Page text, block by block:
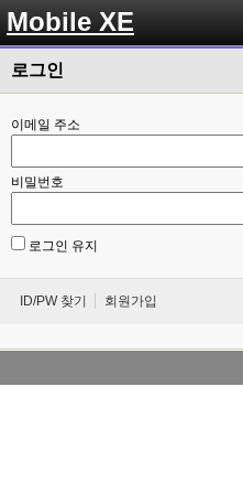
Mobile XE
로그인
이메일 주소
비밀번호
로그인 유지
ID/PW 찾기 회원가입